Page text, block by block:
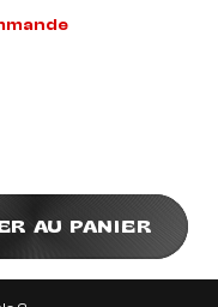
AU PANIER